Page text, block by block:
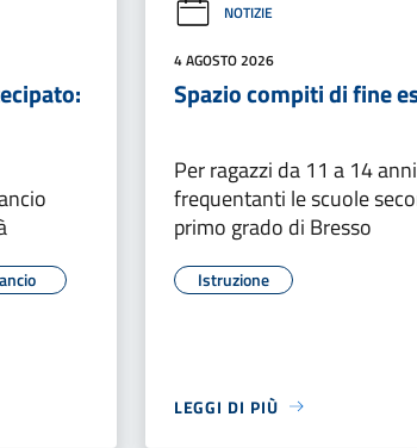
NOTIZIE
4 AGOSTO 2026
Spazio compiti di fine
Per ragazzi da 11 a 14 anni
frequentanti le scuole
primo grado di Bresso
Istruzione
LEGGI DI PIÙ